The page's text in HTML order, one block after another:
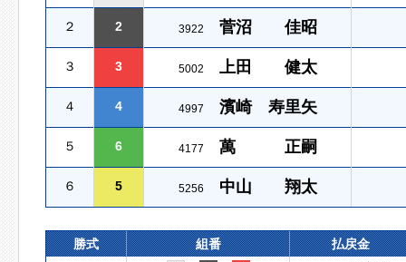
２ 2 3922 菅沼 佳昭
３ 3 5002 上田 健太
４ 4 4997 濱崎 寿里矢
５ 6 4177 萬 正嗣
６ 5 5256 中山 翔太
勝式 組番 払戻金